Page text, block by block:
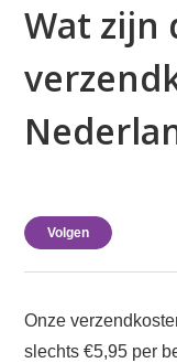
Wat zijn
Volgen
Onze
slechts €5,95 per